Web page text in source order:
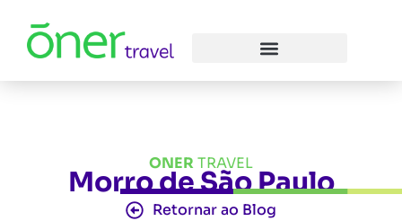
ONER TRAVEL
Morro de São Paulo
Retornar ao Blog